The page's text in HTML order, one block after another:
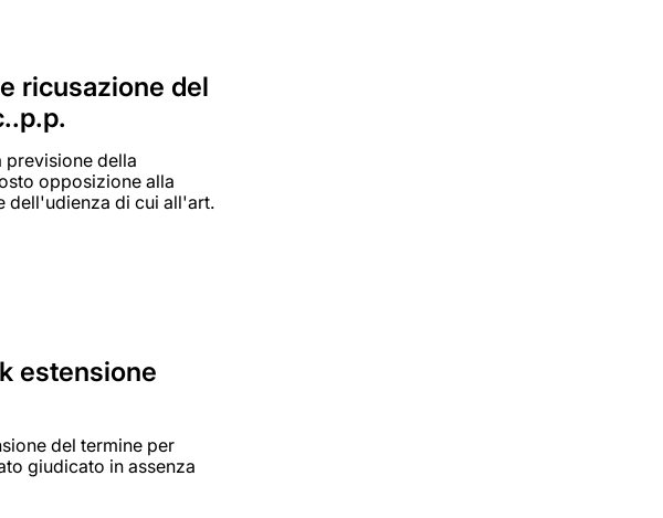
ricusazione del
previsione della
opposizione alla
dell'udienza di cui all'art.
estensione
del termine per
giudicato in assenza